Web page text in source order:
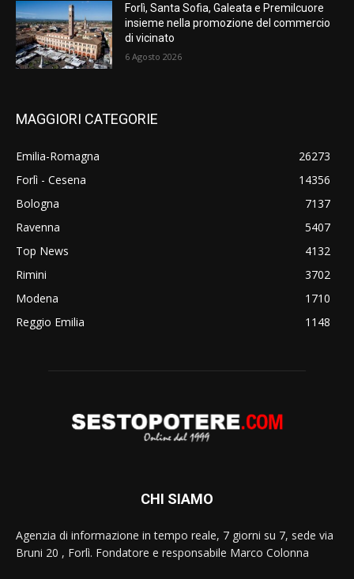
Forlì, Santa Sofia, Galeata e Premilcuore
insieme nella promozione del commercio
di vicinato
6 Agosto 2026
MAGGIORI CATEGORIE
Emilia-Romagna
26273
Forlì - Cesena
14356
Bologna
7137
Ravenna
5407
Top News
4132
Rimini
3702
Modena
1710
Reggio Emilia
1148
CHI SIAMO
Agenzia di informazione in tempo reale, 7 giorni su 7, sede via
Bruni 20 , Forlì. Fondatore e responsabile Marco Colonna